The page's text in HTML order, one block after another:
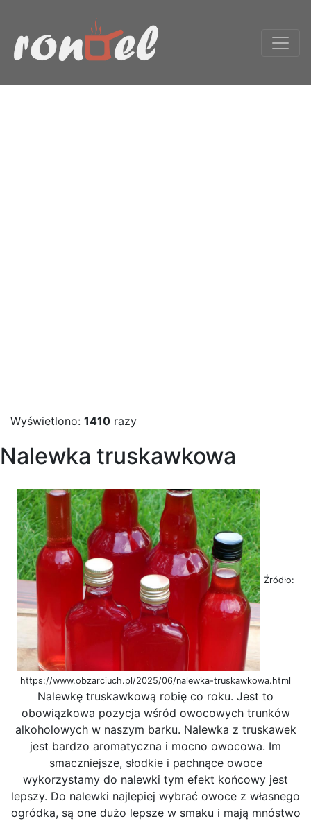
Wyświetlono: 1410 razy
Nalewka truskawkowa
Źródło:
https://www.obzarciuch.pl/2025/06/nalewka-truskawkowa.html
Nalewkę truskawkową robię co roku. Jest to
obowiązkowa pozycja wśród owocowych trunków
alkoholowych w naszym barku. Nalewka z truskawek
jest bardzo aromatyczna i mocno owocowa. Im
smaczniejsze, słodkie i pachnące owoce
wykorzystamy do nalewki tym efekt końcowy jest
lepszy. Do nalewki najlepiej wybrać owoce z własnego
ogródka, są one dużo lepsze w smaku i mają mnóstwo